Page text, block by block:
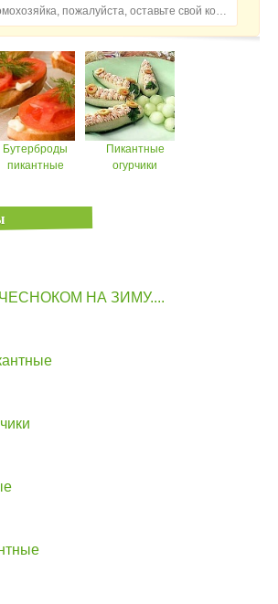
Домохозяйка, пожалуйста, оставьте свой комментарий...
Бутерброды
пикантные
Пикантные
огурчики
НА ЗИМУ....